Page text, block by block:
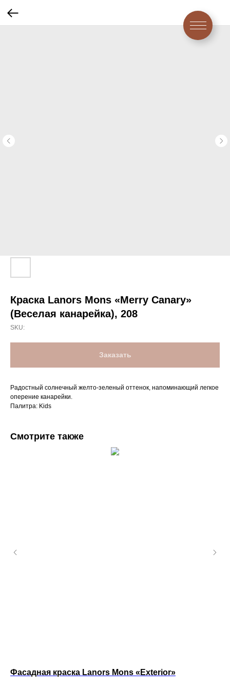
Краска Lanors Mons «Merry Canary»
(Веселая канарейка), 208
SKU:
Заказать
Радостный солнечный желто-зеленый оттенок, напоминающий легкое
оперение канарейки.
Палитра: Kids
Смотрите также
Фасадная краска Lanors Mons «Exterior»